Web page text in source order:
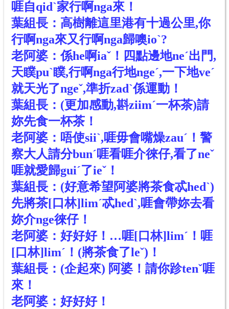
啀自qidˋ家行啊nga來！
葉組長：高樹離這里港有十過公里,你
行啊nga來又行啊nga歸噢ioˋ?
老阿婆：係he啊iaˇ！四點邊地neˊ出門,
天瞨puˋ瞨,行啊nga行地ngeˊ,一下地veˊ
就天光了ngeˇ,準折zadˋ係運動！
葉組長：(更加感動,斟ziimˊ一杯茶)請
妳先食一杯茶！
老阿婆：唔使siiˋ,啀毋會嘴燥zauˊ！警
察大人請分bunˊ啀看啀介徠仔,看了neˇ
啀就愛歸guiˊ了ieˇ！
葉組長：(好意希望阿婆將茶食忒hedˋ)
先將茶[口林]limˊ忒hedˋ,啀會帶妳去看
妳介nge徠仔！
老阿婆：好好好！…啀[口林]limˊ！啀
[口林]limˊ！(將茶食了leˇ)！
葉組長：(企起來) 阿婆！請你跈tenˇ啀
來！
老阿婆：好好好！